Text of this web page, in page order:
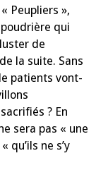
Peupliers »,
qui
de
la suite. Sans
patients vont-
? En
sera pas « une
qu’ils ne s’y